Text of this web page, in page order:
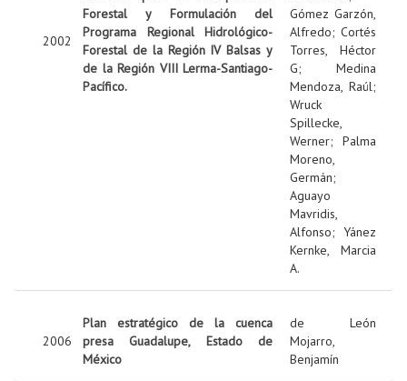
2002
Forestal y Formulación del
Programa Regional Hidrológico-
Forestal de la Región IV Balsas y
de la Región VIII Lerma-Santiago-
Pacífico.
Gómez Garzón,
Alfredo; Cortés
Torres, Héctor
G; Medina
Mendoza, Raúl;
Wruck
Spillecke,
Werner; Palma
Moreno,
Germán;
Aguayo
Mavridis,
Alfonso; Yánez
Kernke, Marcia
A.
2006
Plan estratégico de la cuenca
presa Guadalupe, Estado de
México
de León
Mojarro,
Benjamín